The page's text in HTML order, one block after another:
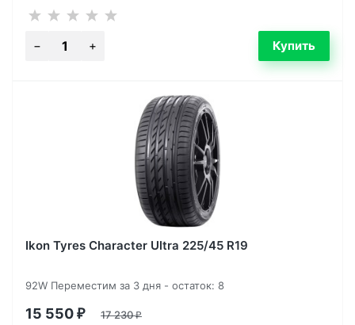
Ikon Tyres Character Ultra 225/45 R19
92W Переместим за 3 дня - остаток: 8
15 550 ₽ 17 230₽